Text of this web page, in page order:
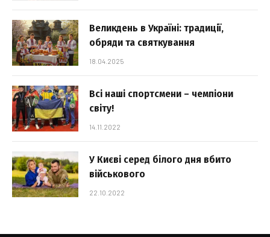
Великдень в Україні: традиції,
обряди та святкування
18.04.2025
Всі наші спортсмени – чемпіони
світу!
14.11.2022
У Києві серед білого дня вбито
військового
22.10.2022